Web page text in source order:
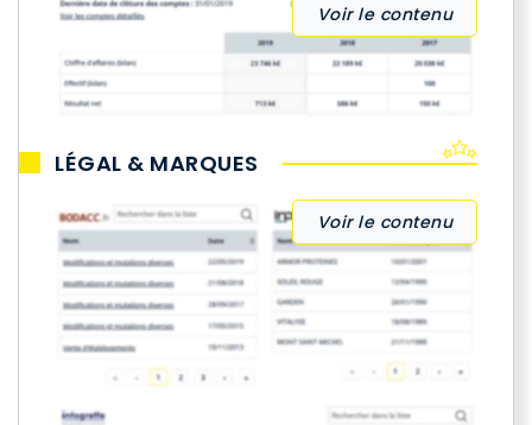
Voir le contenu
LÉGAL & MARQUES
Voir le contenu